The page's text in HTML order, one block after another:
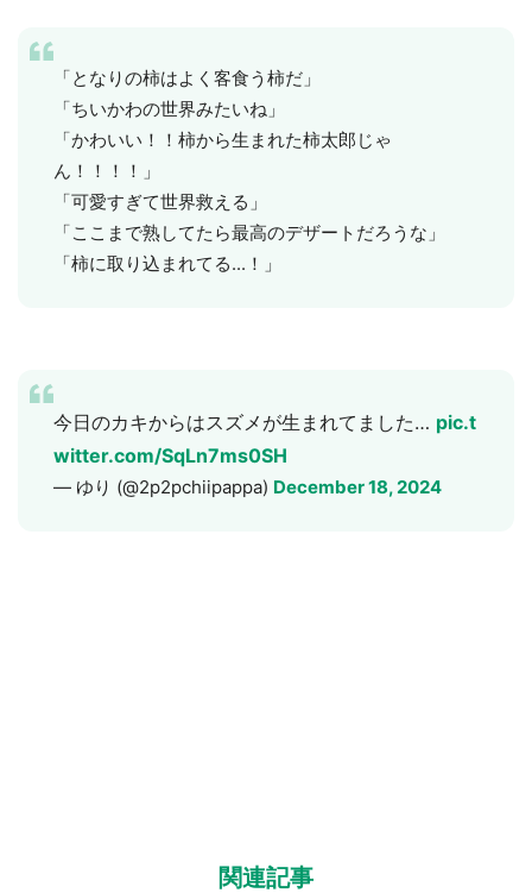
「となりの柿はよく客食う柿だ」
「ちいかわの世界みたいね」
「かわいい！！柿から生まれた柿太郎じゃ
ん！！！！」
「可愛すぎて世界救える」
「ここまで熟してたら最高のデザートだろうな」
「柿に取り込まれてる...！」
今日のカキからはスズメが生まれてました… pic.t
witter.com/SqLn7ms0SH
— ゆり (@2p2pchiipappa) December 18, 2024
関連記事